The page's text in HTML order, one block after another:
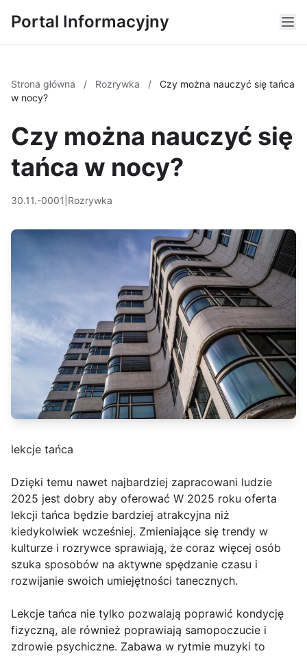
Portal Informacyjny
Strona główna / Rozrywka /
Czy można nauczyć się tańca
w nocy?
Czy można nauczyć się
tańca w nocy?
30.11.-0001 Rozrywka
lekcje tańca
Dzięki temu nawet najbardziej zapracowani ludzie
2025 jest dobry aby oferować W 2025 roku oferta
lekcji tańca będzie bardziej atrakcyjna niż
kiedykolwiek wcześniej. Zmieniające się trendy w
kulturze i rozrywce sprawiają, że coraz więcej osób
szuka sposobów na aktywne spędzanie czasu i
rozwijanie swoich umiejętności tanecznych.
Lekcje tańca nie tylko pozwalają poprawić kondycję
fizyczną, ale również poprawiają samopoczucie i
zdrowie psychiczne. Zabawa w rytmie muzyki to